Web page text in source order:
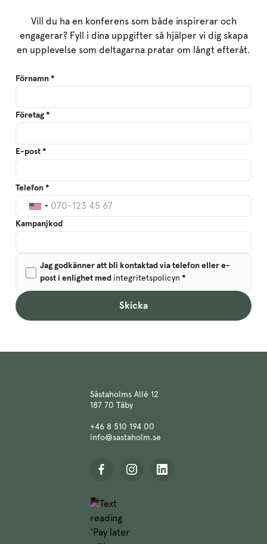
Vill du ha en konferens som både inspirerar och
engagerar? Fyll i dina uppgifter så hjälper vi dig skapa
en upplevelse som deltagarna pratar om långt efteråt.
Förnamn *
Företag *
E-post *
Telefon *
Kampanjkod
Jag godkänner att bli kontaktad via telefon eller e-
post i enlighet med integritetspolicyn *
Skicka
Såstaholms Allé 12
187 70 Täby
+46 8 510 194 00
info@sastaholm.se